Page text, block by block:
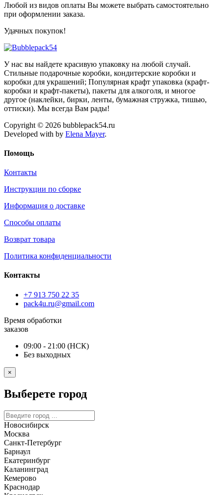
Любой из видов оплаты Вы можете выбрать самостоятельно
при оформлении заказа.
Удачных покупок!
У нас вы найдете красивую упаковку на любой случай.
Стильные подарочные коробки, кондитерские коробки и
коробки для украшений; Популярная крафт упаковка (крафт-
коробки и крафт-пакеты), пакеты для алкоголя, и многое
другое (наклейки, бирки, ленты, бумажная стружка, тишью,
оттиски). Мы всегда Вам рады!
Copyright © 2026 bubblepack54.ru
Developed with by Elena Mayer.
Помощь
Контакты
Инструкции по сборке
Информация о доставке
Способы оплаты
Возврат товара
Политика конфиденциальности
Контакты
+7 913 750 22 35
pack4u.ru@gmail.com
Время обработки
заказов
09:00 - 21:00 (НСК)
Без выходных
×
Выберете город
Новосибирск
Москва
Санкт-Петербург
Барнаул
Екатеринбург
Каланинград
Кемерово
Краснодар